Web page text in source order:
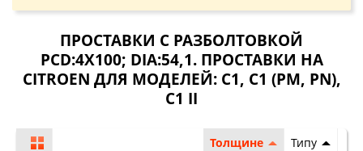
ПРОСТАВКИ С РАЗБОЛТОВКОЙ
PCD:4X100; DIA:54,1. ПРОСТАВКИ НА
CITROEN ДЛЯ МОДЕЛЕЙ: C1, C1 (PM, PN),
C1 II
Толщине Типу